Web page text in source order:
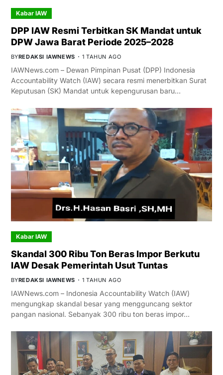
Kabar IAW
DPP IAW Resmi Terbitkan SK Mandat untuk
DPW Jawa Barat Periode 2025–2028
BYREDAKSI IAWNEWS 1 TAHUN AGO
IAWNews.com – Dewan Pimpinan Pusat (DPP) Indonesia
Accountability Watch (IAW) secara resmi menerbitkan Surat
Keputusan (SK) Mandat untuk kepengurusan baru…
Kabar IAW
Skandal 300 Ribu Ton Beras Impor Berkutu
IAW Desak Pemerintah Usut Tuntas
BYREDAKSI IAWNEWS 1 TAHUN AGO
IAWNews.com – Indonesia Accountability Watch (IAW)
mengungkap skandal besar yang mengguncang sektor
pangan nasional. Sebanyak 300 ribu ton beras impor…